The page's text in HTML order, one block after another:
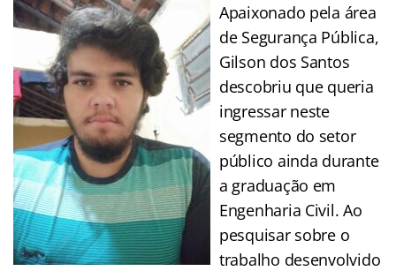
Apaixonado pela área
de Segurança Pública,
Gilson dos Santos
descobriu que queria
ingressar neste
segmento do setor
público ainda durante
a graduação em
Engenharia Civil. Ao
pesquisar sobre o
trabalho desenvolvido